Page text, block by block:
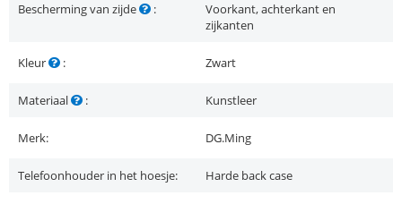
Bescherming van zijde :
Voorkant, achterkant en
zijkanten
Kleur : Zwart
Materiaal : Kunstleer
Merk: DG.Ming
Telefoonhouder in het hoesje: Harde back case